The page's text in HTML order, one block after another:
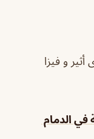
و فيزا
في الدمام